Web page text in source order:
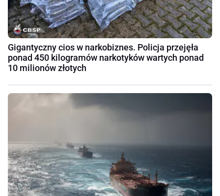
Gigantyczny cios w narkobiznes. Policja przejęła
ponad 450 kilogramów narkotyków wartych ponad
10 milionów złotych